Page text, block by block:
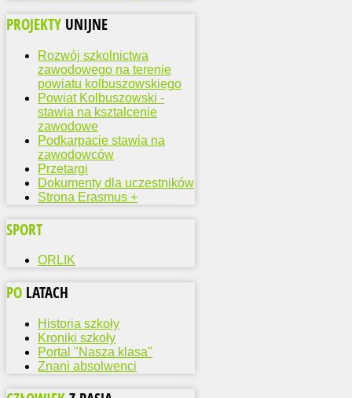
PROJEKTY UNIJNE
Rozwój szkolnictwa
zawodowego na terenie
powiatu kolbuszowskiego
Powiat Kolbuszowski -
stawia na ksztalcenie
zawodowe
Podkarpacie stawia na
zawodowców
Przetargi
Dokumenty dla uczestników
Strona Erasmus +
SPORT
ORLIK
PO LATACH
Historia szkoły
Kroniki szkoły
Portal "Nasza klasa"
Znani absolwenci